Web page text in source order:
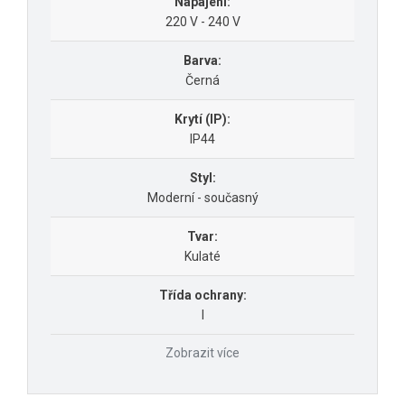
220 V - 240 V
Barva:
Černá
Krytí (IP):
IP44
Styl:
Moderní - současný
Tvar:
Kulaté
Třída ochrany:
Zobrazit více